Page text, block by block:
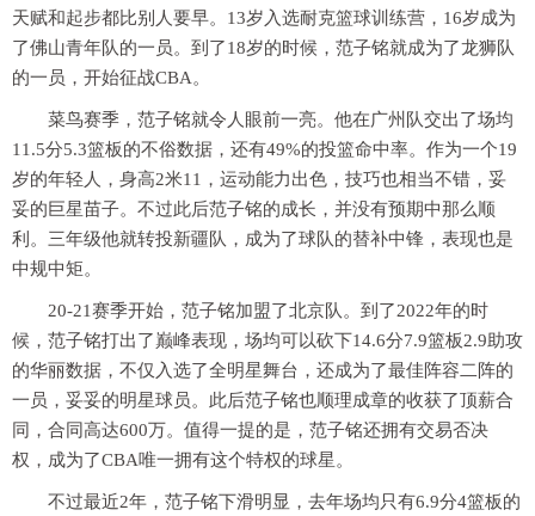
天赋和起步都比别人要早。13岁入选耐克篮球训练营，16岁成为
了佛山青年队的一员。到了18岁的时候，范子铭就成为了龙狮队
的一员，开始征战CBA。
菜鸟赛季，范子铭就令人眼前一亮。他在广州队交出了场均
11.5分5.3篮板的不俗数据，还有49%的投篮命中率。作为一个19
岁的年轻人，身高2米11，运动能力出色，技巧也相当不错，妥
妥的巨星苗子。不过此后范子铭的成长，并没有预期中那么顺
利。三年级他就转投新疆队，成为了球队的替补中锋，表现也是
中规中矩。
20-21赛季开始，范子铭加盟了北京队。到了2022年的时
候，范子铭打出了巅峰表现，场均可以砍下14.6分7.9篮板2.9助攻
的华丽数据，不仅入选了全明星舞台，还成为了最佳阵容二阵的
一员，妥妥的明星球员。此后范子铭也顺理成章的收获了顶薪合
同，合同高达600万。值得一提的是，范子铭还拥有交易否决
权，成为了CBA唯一拥有这个特权的球星。
不过最近2年，范子铭下滑明显，去年场均只有6.9分4篮板的